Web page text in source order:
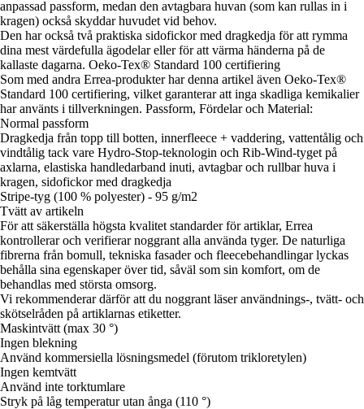
anpassad passform, medan den avtagbara huvan (som kan rullas in i
kragen) också skyddar huvudet vid behov.
Den har också två praktiska sidofickor med dragkedja för att rymma
dina mest värdefulla ägodelar eller för att värma händerna på de
kallaste dagarna. Oeko-Tex® Standard 100 certifiering
Som med andra Errea-produkter har denna artikel även Oeko-Tex®
Standard 100 certifiering, vilket garanterar att inga skadliga kemikalier
har använts i tillverkningen. Passform, Fördelar och Material:
Normal passform
Dragkedja från topp till botten, innerfleece + vaddering, vattentålig och
vindtålig tack vare Hydro-Stop-teknologin och Rib-Wind-tyget på
axlarna, elastiska handledarband inuti, avtagbar och rullbar huva i
kragen, sidofickor med dragkedja
Stripe-tyg (100 % polyester) - 95 g/m2
Tvätt av artikeln
För att säkerställa högsta kvalitet standarder för artiklar, Errea
kontrollerar och verifierar noggrant alla använda tyger. De naturliga
fibrerna från bomull, tekniska fasader och fleecebehandlingar lyckas
behålla sina egenskaper över tid, såväl som sin komfort, om de
behandlas med största omsorg.
Vi rekommenderar därför att du noggrant läser användnings-, tvätt- och
skötselråden på artiklarnas etiketter.
Maskintvätt (max 30 °)
Ingen blekning
Använd kommersiella lösningsmedel (förutom trikloretylen)
Ingen kemtvätt
Använd inte torktumlare
Stryk på låg temperatur utan ånga (110 °)